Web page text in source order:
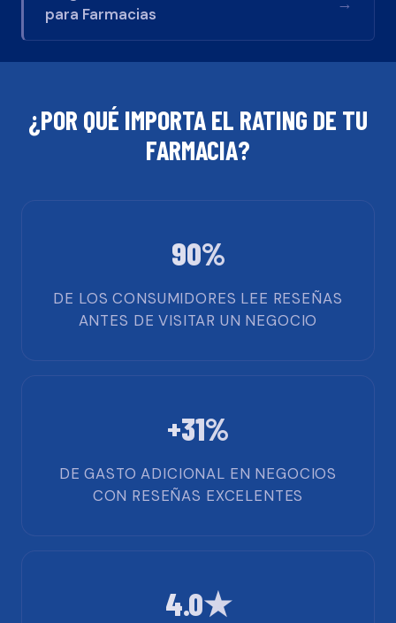
para Farmacias
¿POR QUÉ IMPORTA EL RATING DE TU
FARMACIA?
90%
DE LOS CONSUMIDORES LEE RESEÑAS
ANTES DE VISITAR UN NEGOCIO
+31%
DE GASTO ADICIONAL EN NEGOCIOS
CON RESEÑAS EXCELENTES
4.0★